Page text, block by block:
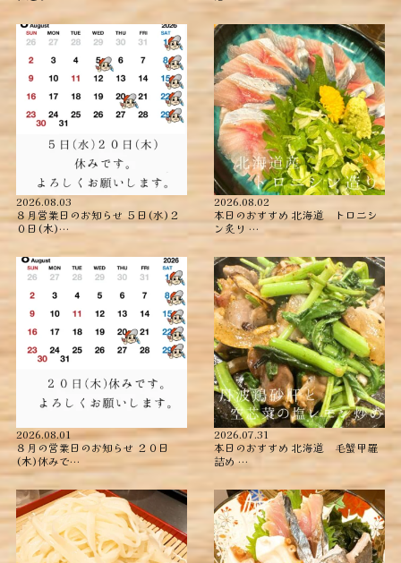
2026.08.03
８月営業日のお知らせ ５日(水)２
０日(木)…
2026.08.02
本日のおすすめ ︎北海道 トロニシ
ン炙り …
2026.08.01
８月の営業日のお知らせ ２０日
(木)休みで…
2026.07.31
本日のおすすめ ︎北海道 毛蟹甲羅
詰め ︎…